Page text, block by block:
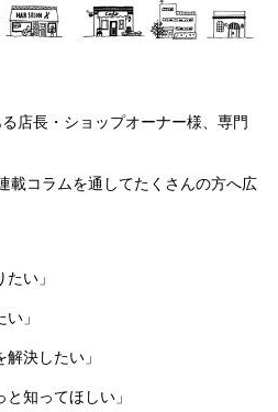
店長・ショップオーナー様、専門
載コラムを通してたくさんの方へ広
い」
」
決したい」
知ってほしい」